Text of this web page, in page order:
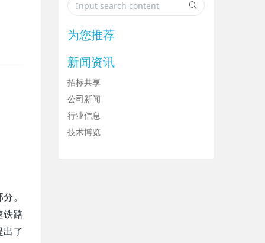
。
铁路
出了
为您推荐
新闻资讯
招标共享
公司新闻
行业信息
技术博览